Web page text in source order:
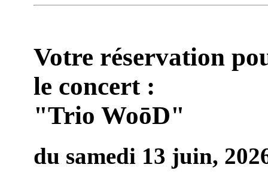
Votre réservation
le concert :
"Trio WoōD"
du samedi 13 juin,